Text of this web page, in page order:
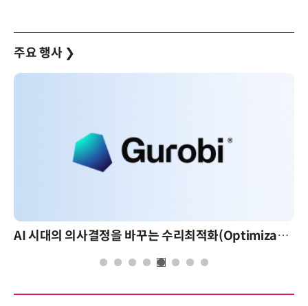
주요 행사 ❯
AI 시대의 의사결정을 바꾸는 수리최적화(Optimization): 실제 산업 적용 사례와 활용 전략